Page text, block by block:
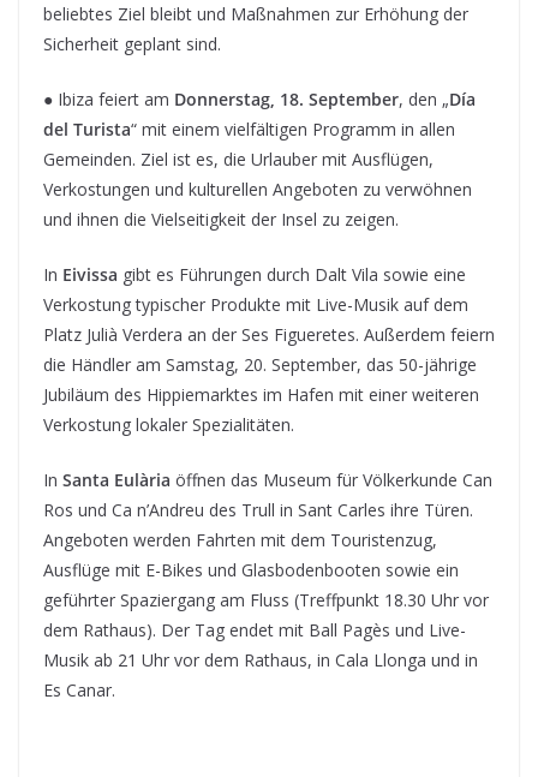
beliebtes Ziel bleibt und Maßnahmen zur Erhöhung der
Sicherheit geplant sind.
● Ibiza feiert am Donnerstag, 18. September, den „Día
del Turista“ mit einem vielfältigen Programm in allen
Gemeinden. Ziel ist es, die Urlauber mit Ausflügen,
Verkostungen und kulturellen Angeboten zu verwöhnen
und ihnen die Vielseitigkeit der Insel zu zeigen.
In Eivissa gibt es Führungen durch Dalt Vila sowie eine
Verkostung typischer Produkte mit Live-Musik auf dem
Platz Julià Verdera an der Ses Figueretes. Außerdem feiern
die Händler am Samstag, 20. September, das 50-jährige
Jubiläum des Hippiemarktes im Hafen mit einer weiteren
Verkostung lokaler Spezialitäten.
In Santa Eulària öffnen das Museum für Völkerkunde Can
Ros und Ca n’Andreu des Trull in Sant Carles ihre Türen.
Angeboten werden Fahrten mit dem Touristenzug,
Ausflüge mit E-Bikes und Glasbodenbooten sowie ein
geführter Spaziergang am Fluss (Treffpunkt 18.30 Uhr vor
dem Rathaus). Der Tag endet mit Ball Pagès und Live-
Musik ab 21 Uhr vor dem Rathaus, in Cala Llonga und in
Es Canar.